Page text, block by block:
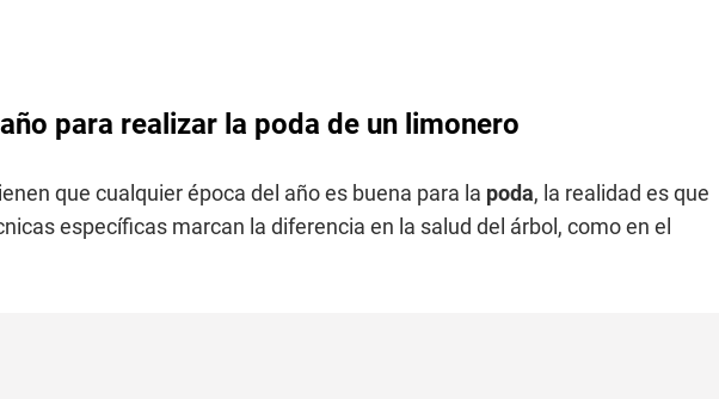
para realizar la poda de un limonero
que cualquier época del año es buena para la poda, la realidad es que
específicas marcan la diferencia en la salud del árbol, como en el